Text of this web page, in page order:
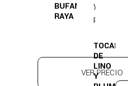
BUFANDA
RAYA
VER PRECIO
TOCADO
DE
LINO
Y